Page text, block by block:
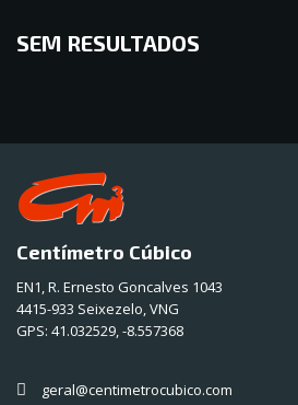
SEM RESULTADOS
Centímetro Cúbico
EN1, R. Ernesto Goncalves 1043
4415-933 Seixezelo, VNG
GPS: 41.032529, -8.557368
geral@centimetrocubico.com